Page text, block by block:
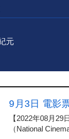
9月3日 電影
【2022年08月
（National